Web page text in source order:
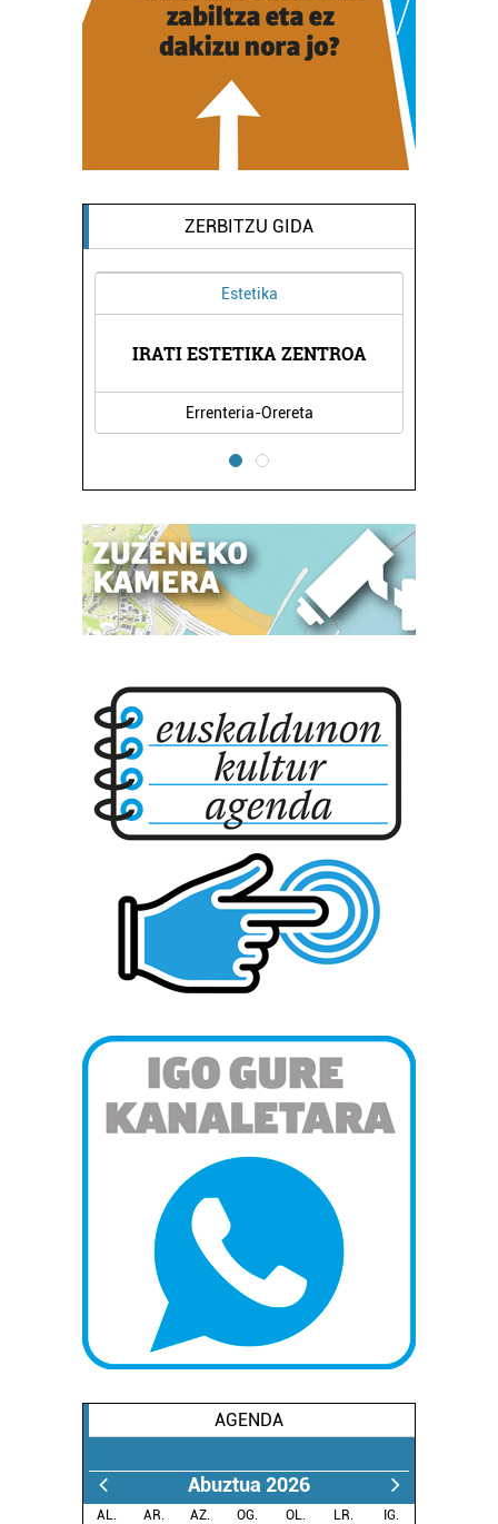
ZERBITZU GIDA
Estetika
IRATI ESTETIKA ZENTROA
Errenteria-Orereta
AGENDA
Abuztua 2026
AL. AR. AZ. OG. OL. LR.
IG.